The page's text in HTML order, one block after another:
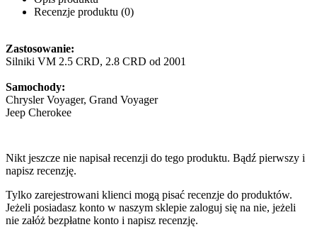
Recenzje produktu (0)
Zastosowanie:
Silniki VM 2.5 CRD, 2.8 CRD od 2001
Samochody:
Chrysler Voyager, Grand Voyager
Jeep Cherokee
Nikt jeszcze nie napisał recenzji do tego produktu. Bądź pierwszy i
napisz recenzję.
Tylko zarejestrowani klienci mogą pisać recenzje do produktów.
Jeżeli posiadasz konto w naszym sklepie zaloguj się na nie, jeżeli
nie załóż bezpłatne konto i napisz recenzję.